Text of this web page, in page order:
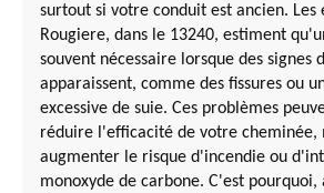
surtout si votre conduit est ancien. Les
Rougiere, dans le 13240, estiment
souvent nécessaire lorsque des signes
apparaissent, comme des fissures ou
excessive de suie. Ces problèmes
réduire l'efficacité de votre cheminée,
augmenter le risque d'incendie ou
monoxyde de carbone. C'est pourquoi,